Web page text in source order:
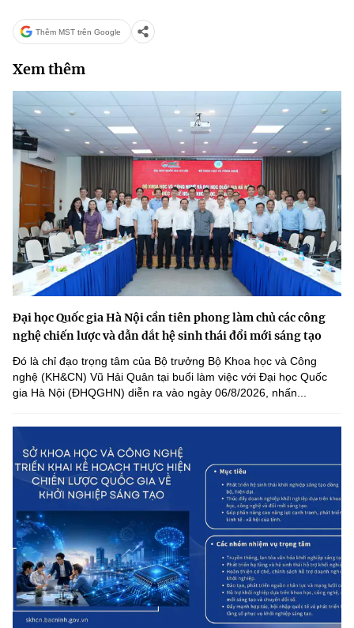
Thêm MST trên Google
Xem thêm
Đại học Quốc gia Hà Nội cần tiên phong làm chủ các công
nghệ chiến lược và dẫn dắt hệ sinh thái đổi mới sáng tạo
Đó là chỉ đạo trọng tâm của Bộ trưởng Bộ Khoa học và Công
nghệ (KH&CN) Vũ Hải Quân tại buổi làm việc với Đại học Quốc
gia Hà Nội (ĐHQGHN) diễn ra vào ngày 06/8/2026, nhấn...